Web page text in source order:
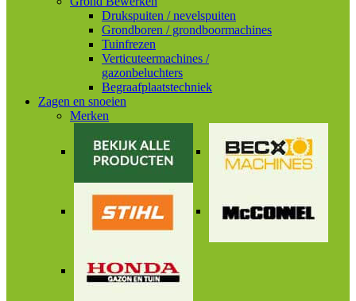
Drukspuiten / nevelspuiten
Grondboren / grondboormachines
Tuinfrezen
Verticuteermachines /
gazonbeluchters
Begraafplaatstechniek
Zagen en snoeien
Merken